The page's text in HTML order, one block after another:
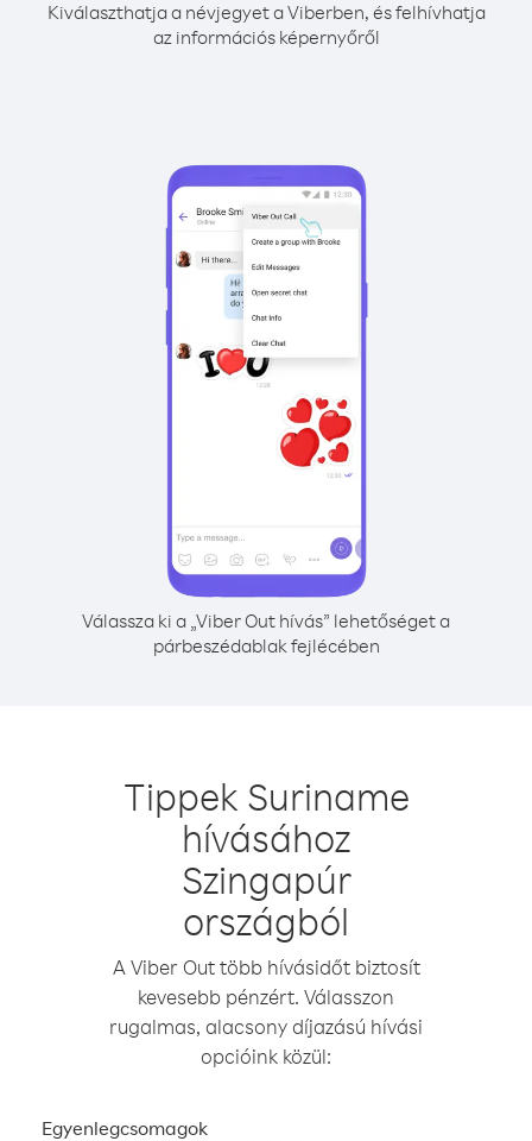
Kiválaszthatja a névjegyet a Viberben, és felhívhatja
az információs képernyőről
Válassza ki a „Viber Out hívás” lehetőséget a
párbeszédablak fejlécében
Tippek Suriname
hívásához
Szingapúr
országból
A Viber Out több hívásidőt biztosít
kevesebb pénzért. Válasszon
rugalmas, alacsony díjazású hívási
opcióink közül:
Egyenlegcsomagok